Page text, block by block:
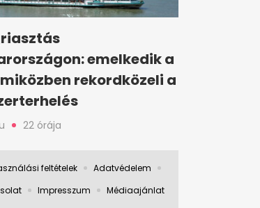
emelkedik a
rekordközeli a
22 órája
feltételek
Adatvédelem
Impresszum Médiaajánlat